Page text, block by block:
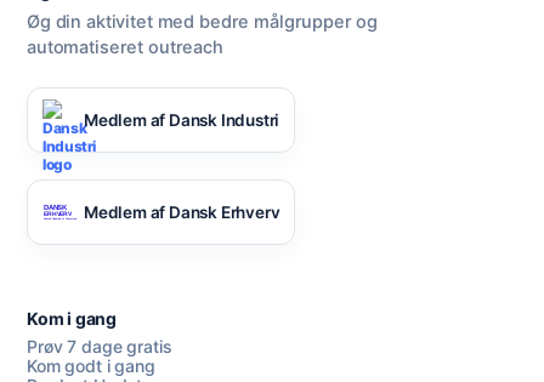
Øg din aktivitet med bedre målgrupper og
automatiseret outreach
Medlem af Dansk Industri
Medlem af Dansk Erhverv
Kom i gang
Prøv 7 dage gratis
Kom godt i gang